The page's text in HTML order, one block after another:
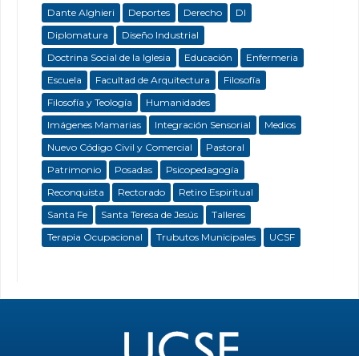
Dante Alghieri
Deportes Derecho
DI
Diplomatura
Diseño Industrial
Doctrina Social de la Iglesia
Educación
Enfermeria
Escuela
Facultad de Arquitectura
Filosofía
Filosofía y Teología
Humanidades
Imágenes Mamarias
Integración Sensorial
Medios
Nuevo Código Civil y Comercial
Pastoral
Patrimonio
Posadas
Psicopedagogía
Reconquista
Rectorado
Retiro Espiritual
Santa Fe
Santa Teresa de Jesús
Talleres
Terapia Ocupacional
Trubutos Municipales UCSF